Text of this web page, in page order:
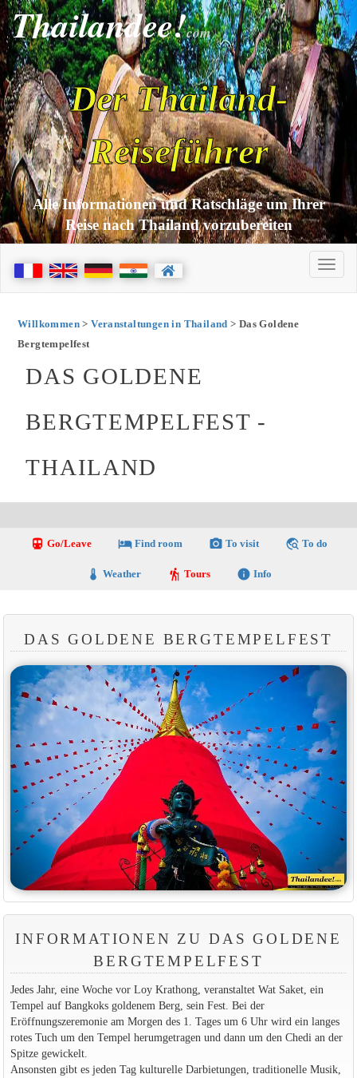
Thailandee!com
Der Thailand-
Reiseführer
Alle Informationen und Ratschläge um Ihrer
Reise nach Thailand vorzubereiten
Willkommen>Veranstaltungen in Thailand > Das Goldene
Bergtempelfest
DAS GOLDENE
BERGTEMPELFEST -
THAILAND
directions_transit Go/Leave local_hotelFind room photo_camera To visit travel_explore To do
thermostat Weather hiking Tours info Info
DAS GOLDENE BERGTEMPELFEST
INFORMATIONEN ZU DAS GOLDENE
BERGTEMPELFEST
Jedes Jahr, eine Woche vor Loy Krathong, veranstaltet Wat Saket, ein
Tempel auf Bangkoks goldenem Berg, sein Fest. Bei der
Eröffnungszeremonie am Morgen des 1. Tages um 6 Uhr wird ein langes
rotes Tuch um den Tempel herumgetragen und dann um den Chedi an der
Spitze gewickelt.
Ansonsten gibt es jeden Tag kulturelle Darbietungen, traditionelle Musik,